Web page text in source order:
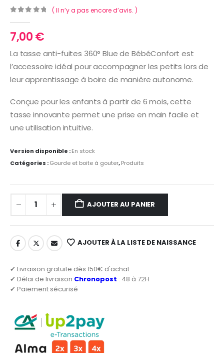
( Il n’y a pas encore d’avis. )
7,00€
La tasse anti-fuites 360° Blue de BébéConfort est
l’accessoire idéal pour accompagner les petits lors de
leur apprentissage à boire de manière autonome.
Conçue pour les enfants à partir de 6 mois, cette
tasse innovante permet une prise en main facile et
une utilisation intuitive.
Version disponible :En stock
Catégories :Gourde et boite à gouter,Produits
AJOUTER AU PANIER
AJOUTER À LA LISTE DE NAISSANCE
✔ Livraison gratuite dès 150€ d'achat
✔ Délai de livraison Chronopost : 48 à 72H
✔ Paiement sécurisé